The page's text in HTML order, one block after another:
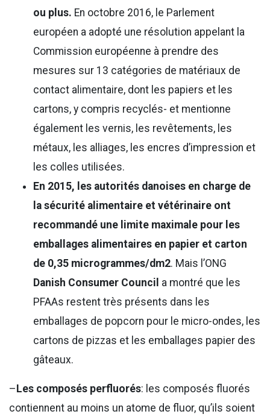
ou plus. En octobre 2016, le Parlement
européen a adopté une résolution appelant la
Commission européenne à prendre des
mesures sur 13 catégories de matériaux de
contact alimentaire, dont les papiers et les
cartons, y compris recyclés- et mentionne
également les vernis, les revêtements, les
métaux, les alliages, les encres d’impression et
les colles utilisées.
En 2015, les autorités danoises en charge de
la sécurité alimentaire et vétérinaire ont
recommandé une limite maximale pour les
emballages alimentaires en papier et carton
de 0,35 microgrammes/dm2. Mais l’ONG
Danish Consumer Council a montré que les
PFAAs restent très présents dans les
emballages de popcorn pour le micro-ondes, les
cartons de pizzas et les emballages papier des
gâteaux.
–Les composés perfluorés: les composés fluorés
contiennent au moins un atome de fluor, qu’ils soient